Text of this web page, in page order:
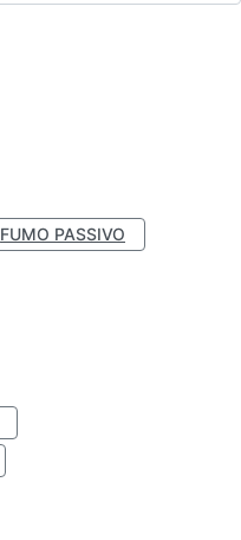
FUMO PASSIVO